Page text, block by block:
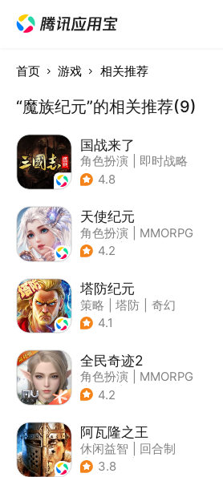
首页 游戏 相关推荐
“魔族纪元”的相关推荐(9)
国战来了
角色扮演
即时战略
| 三国
4.8
天使纪元
角色扮演
MMORPG
| 奇幻
4.2
塔防纪元
策略 塔防
奇幻
| 欧美风
4.1
全民奇迹2
角色扮演
MMORPG
| 奇幻
4.2
阿瓦隆之王
休闲益智
回合制
| 中世纪
3.8